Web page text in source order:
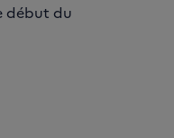
début du